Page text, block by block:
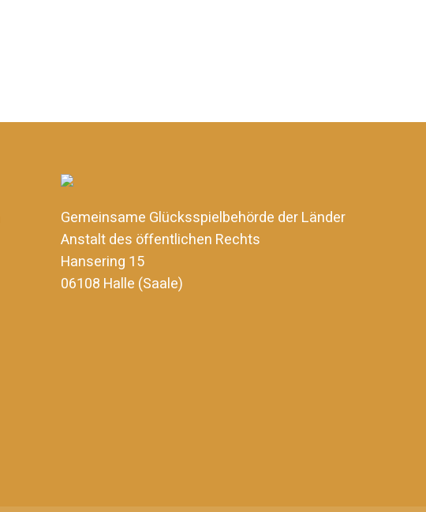
Gemeinsame Glücksspielbehörde der Länder
Anstalt des öffentlichen Rechts
Hansering 15
06108 Halle (Saale)